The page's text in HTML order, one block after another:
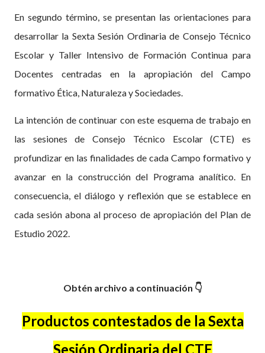
En segundo término, se presentan las orientaciones para
desarrollar la Sexta Sesión Ordinaria de Consejo Técnico
Escolar y Taller Intensivo de Formación Continua para
Docentes centradas en la apropiación del Campo
formativo Ética, Naturaleza y Sociedades.
La intención de continuar con este esquema de trabajo en
las sesiones de Consejo Técnico Escolar (CTE) es
profundizar en las finalidades de cada Campo formativo y
avanzar en la construcción del Programa analítico. En
consecuencia, el diálogo y reflexión que se establece en
cada sesión abona al proceso de apropiación del Plan de
Estudio 2022.
Obtén archivo a continuación 👇
Productos contestados de la Sexta
Sesión Ordinaria del CTE